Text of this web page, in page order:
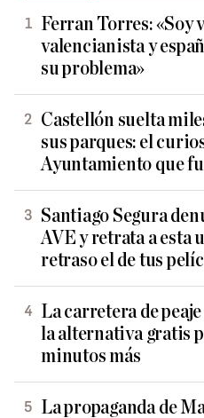
Ferran Torres: «Soy
valencianista y
su problema»
Castellón suelta
sus parques: el
Ayuntamiento que
Santiago Segura
AVE y retrata a esta
retraso el de tus
La carretera de
la alternativa gratis
minutos más
La propaganda de